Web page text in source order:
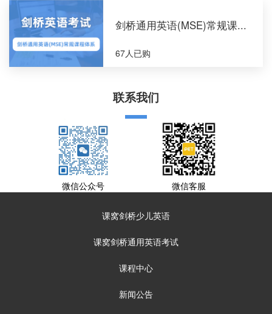
剑桥通用英语(MSE)常规课...
67人已购
联系我们
微信公众号 微信客服
课窝剑桥少儿英语
课窝剑桥通用英语考试
课程中心
新闻公告